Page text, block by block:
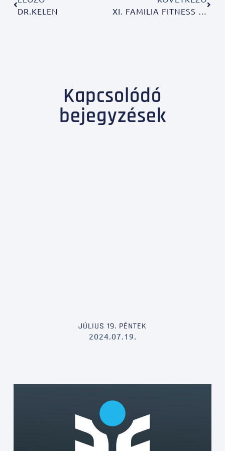
DR.KELEN
XI. FAMILIA FITNESS FEKVENYOMÓ ÉS KÜZDŐSPORT BAJNOKSÁG 2013
Kapcsolódó
bejegyzések
JÚLIUS 19. PÉNTEK
2024.07.19.